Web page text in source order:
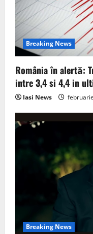
i
o
n Breaking News
România în alertă:
intre 3,4 si 4,4 in
Iasi News
Breaking News